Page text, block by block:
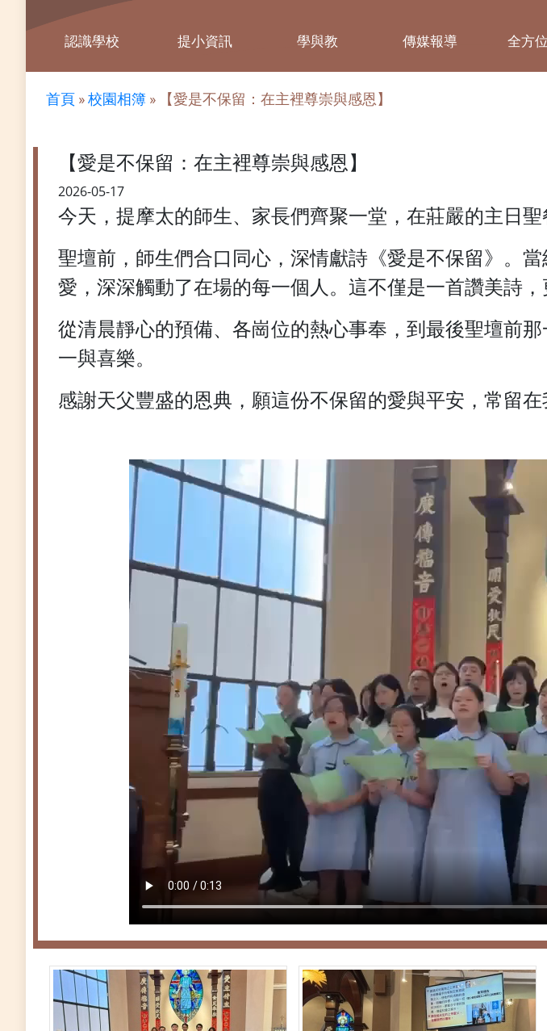
認識學校 提小資訊 學與教 傳媒報導 全方
首頁 »校園相簿 » 【愛是不保留：在主裡尊崇與感恩】
【愛是不保留：在主裡尊崇與感恩】
2026-05-17
今天，提摩太的師生、家長們齊聚一堂，在莊嚴的主日
聖壇前，師生們合口同心，深情獻詩《愛是不保留》。
愛，深深觸動了在場的每一個人。這不僅是一首讚美詩
從清晨靜心的預備、各崗位的熱心事奉，到最後聖壇前
一與喜樂。
感謝天父豐盛的恩典，願這份不保留的愛與平安，常留在